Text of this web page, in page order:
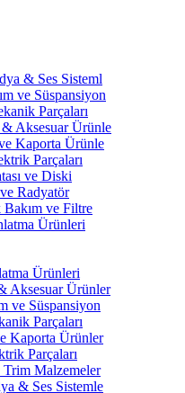
& Ses Sisteml
ve Süspansiyon
Parçaları
Aksesuar Ürünle
Kaporta Ürünle
Parçaları
ve Diski
Radyatör
ve Filtre
Ürünleri
Ürünleri
Aksesuar Ürünler
ve Süspansiyon
Parçaları
Kaporta Ürünler
Parçaları
Trim Malzemeler
& Ses Sistemle